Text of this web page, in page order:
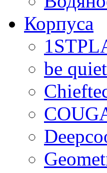
Корпуса
be